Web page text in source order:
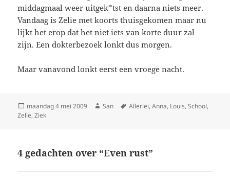
middagmaal weer uitgek*tst en daarna niets meer.
Vandaag is Zelie met koorts thuisgekomen maar nu
lijkt het erop dat het niet iets van korte duur zal
zijn. Een dokterbezoek lonkt dus morgen.
Maar vanavond lonkt eerst een vroege nacht.
Geplaatst
op
maandag 4 mei 2009 Auteur
San Tags
Allerlei,Anna, Louis,School,
Zelie,Ziek
4 gedachten over “Even rust”